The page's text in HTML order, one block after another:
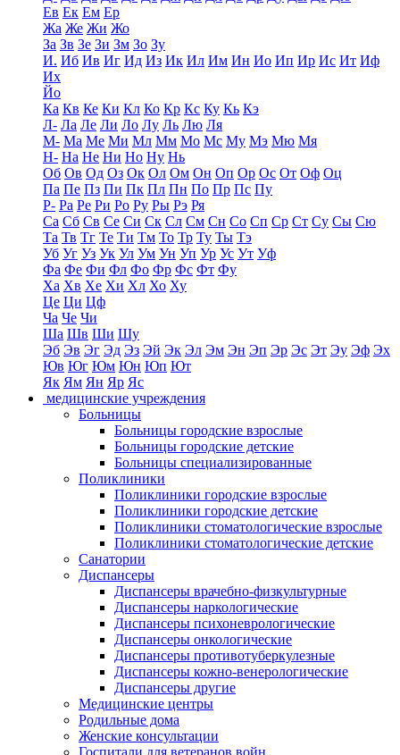
Ев Ек Ем Ер
Жа Же Жи Жо
За Зв Зе Зи Зм Зо Зу
И. Иб Ив Иг Ид Из Ик Ил Им Ин Ио Ип Ир Ис Ит Иф
Их
Йо
Ка Кв Ке Ки Кл Ко Кр Кс Ку Кь Кэ
Л- Ла Ле Ли Ло Лу Ль Лю Ля
М- Ма Ме Ми Мл Мм Мо Мс Му Мэ Мю Мя
Н- На Не Ни Но Ну Нь
Об Ов Од Оз Ок Ол Ом Он Оп Ор Ос От Оф Оц
Па Пе Пз Пи Пк Пл Пн По Пр Пс Пу
Р- Ра Ре Ри Ро Ру Ры Рэ Ря
Са Сб Св Се Си Ск Сл См Сн Со Сп Ср Ст Су Сы Сю
Та Тв Тг Те Ти Тм То Тр Ту Ты Тэ
Уб Уг Уз Ук Ул Ум Ун Уп Ур Ус Ут Уф
Фа Фе Фи Фл Фо Фр Фс Фт Фу
Ха Хв Хе Хи Хл Хо Ху
Це Ци Цф
Ча Че Чи
Ша Шв Ши Шу
Эб Эв Эг Эд Эз Эй Эк Эл Эм Эн Эп Эр Эс Эт Эу Эф Эх
Юв Юг Юм Юн Юп Ют
Як Ям Ян Яр Яс
медицинские учреждения
Больницы
Больницы городские взрослые
Больницы городские детские
Больницы специализированные
Поликлиники
Поликлиники городские взрослые
Поликлиники городские детские
Поликлиники стоматологические взрослые
Поликлиники стоматологические детские
Санатории
Диспансеры
Диспансеры врачебно-физкультурные
Диспансеры наркологические
Диспансеры психоневрологические
Диспансеры онкологические
Диспансеры противотуберкулезные
Диспансеры кожно-венерологические
Диспансеры другие
Медицинские центры
Родильные дома
Женские консультации
Госпитали для ветеранов войн